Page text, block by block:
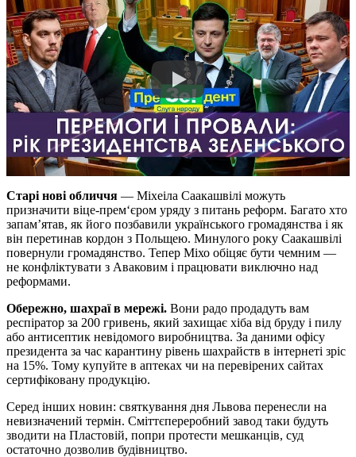
Старі нові обличчя — Міхеіла Саакашвілі можуть
призначити віце-прем‘єром уряду з питань реформ. Багато хто
запам’ятав, як його позбавили українського громадянства і як
він перетинав кордон з Польщею. Минулого року Саакашвілі
повернули громадянство. Тепер Міхо обіцяє бути чемним —
не конфліктувати з Аваковим і працювати виключно над
реформами.
Обережно, шахраї в мережі. Вони радо продадуть вам
респіратор за 200 гривень, який захищає хіба від бруду і пилу
або антисептик невідомого виробництва. За даними офісу
президента за час карантину рівень шахрайств в інтернеті зріс
на 15%. Тому купуйте в аптеках чи на перевірених сайтах
сертифіковану продукцію.
Серед інших новин: святкування дня Львова перенесли на
невизначений термін. Сміттєпереробний завод таки будуть
зводити на Пластовій, попри протести мешканців, суд
остаточно дозволив будівництво.